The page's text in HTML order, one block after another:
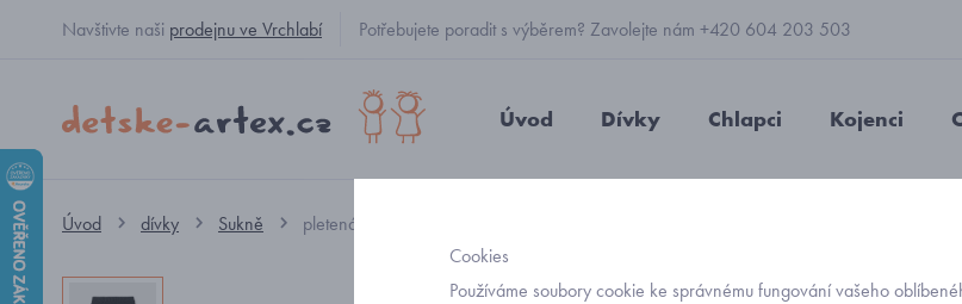
Navštivte naši prodejnu ve Vrchlabí Potřebujete poradit s výběrem? Zavolejte nám +420 604 203 503
Úvod Dívky Chlapci Kojenci
Úvod dívky Sukně pletená sukně Mayoral 7902-36
Cookies
Používáme soubory cookie ke správnému fungování vašeho